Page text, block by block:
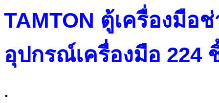
TAMTON ตู้เครื่องมือ
อุปกรณ์เครื่องมือ 224
.